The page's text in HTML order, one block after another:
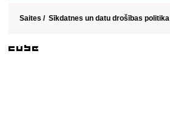
Saites / Sīkdatnes un datu drošības politika